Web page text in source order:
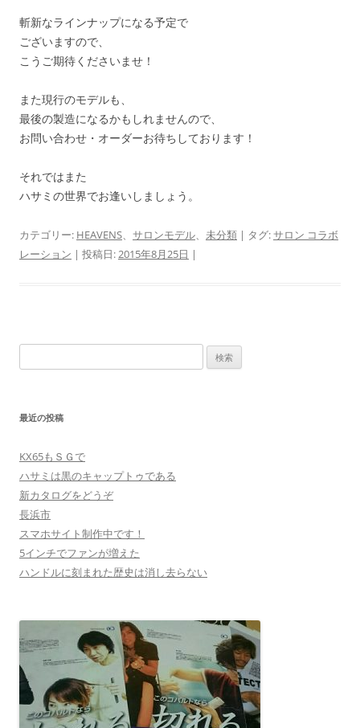
斬新なラインナップになる予定で
ございますので、
こうご期待くださいませ！
また現行のモデルも、
最後の製造になるかもしれませんので、
お問い合わせ・オーダーお待ちしております！
それではまた
ハサミの世界でお逢いしましょう。
カテゴリー: HEAVENS、 サロンモデル、 未分類 | タグ:サロン コラボ
レーション | 投稿日:2015年8月25日 |
索:
最近の投稿
KX65もＳＧで
ハサミは黒のキャップトゥである
新カタログをどうぞ
長浜市
スマホサイト制作中です！
5インチでファンが増えた
ハンドルに刻まれた歴史は消し去らない